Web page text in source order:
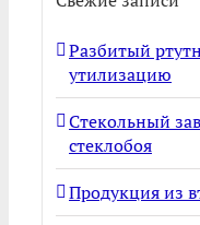
Разбитый
утилизацию
Стекольный
стеклобоя
Продукция из